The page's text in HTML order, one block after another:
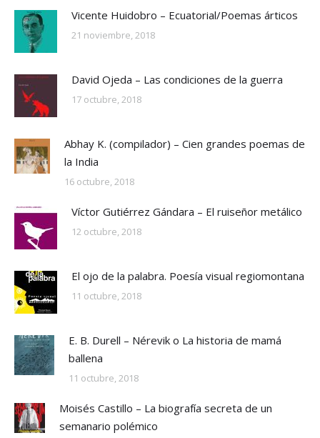
Vicente Huidobro – Ecuatorial/Poemas árticos
21 noviembre, 2018
David Ojeda – Las condiciones de la guerra
17 octubre, 2018
Abhay K. (compilador) – Cien grandes poemas de
la India
16 octubre, 2018
Víctor Gutiérrez Gándara – El ruiseñor metálico
12 octubre, 2018
El ojo de la palabra. Poesía visual regiomontana
11 octubre, 2018
E. B. Durell – Nérevik o La historia de mamá
ballena
11 octubre, 2018
Moisés Castillo – La biografía secreta de un
semanario polémico